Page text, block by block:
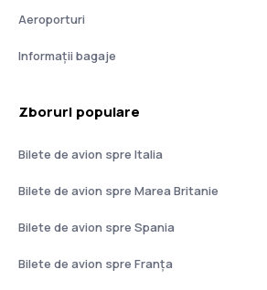
Aeroporturi
Informații bagaje
Zboruri populare
Bilete de avion spre Italia
Bilete de avion spre Marea Britanie
Bilete de avion spre Spania
Bilete de avion spre Franţa